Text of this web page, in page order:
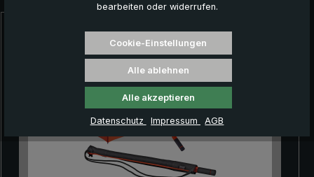
bearbeiten oder widerrufen.
Cookie-Einstellungen
Alle ablehnen
Alle akzeptieren
Datenschutz Impressum AGB